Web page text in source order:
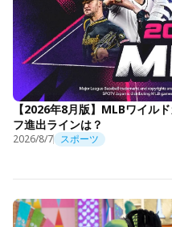
【2026年8月版】MLBワイル
フ進出ラインは？
2026/8/7 スポーツ